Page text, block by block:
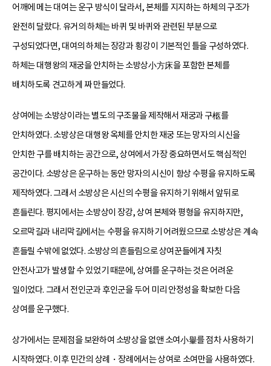
어깨에 메는 대여는 운구 방식이 달라서, 본체를 지지하는 하체의 구조가
완전히 달랐다. 유거의 하체는 바퀴 및 바퀴와 관련된 부분으로
구성되었다면, 대여의 하체는 장강과 횡강이 기본적인 틀을 구성하였다.
하체는 대행왕의 재궁을 안치하는 소방상小方床을 포함한 본체를
배치하도록 견고하게 짜 만들었다.
상여에는 소방상이라는 별도의 구조물을 제작해서 재궁과 구柩를
안치하였다. 소방상은 대행왕 옥체를 안치한 재궁 또는 망자의 시신을
안치한 구를 배치하는 공간으로, 상여에서 가장 중요하면서도 핵심적인
공간이다. 소방상은 운구하는 동안 망자의 시신이 항상 수평을 유지하도록
제작하였다. 그래서 소방상은 시신의 수평을 유지하기 위해서 앞뒤로
흔들린다. 평지에서는 소방상이 장강, 상여 본체와 평형을 유지하지만,
오르막길과 내리막길에서는 수평을 유지하기 어려웠으므로 소방상은 계속
흔들릴 수밖에 없었다. 소방상의 흔들림으로 상여꾼들에게 자칫
안전사고가 발생할 수 있었기 때문에, 상여를 운구하는 것은 어려운
일이었다. 그래서 전인군과 후인군을 두어 미리 안정성을 확보한 다음
상여를 운구했다.
상가에서는 문제점을 보완하여 소방상을 없앤 소여小轝를 점차 사용하기
시작하였다. 이후 민간의 상례・장례에서는 상여로 소여만을 사용하였다.